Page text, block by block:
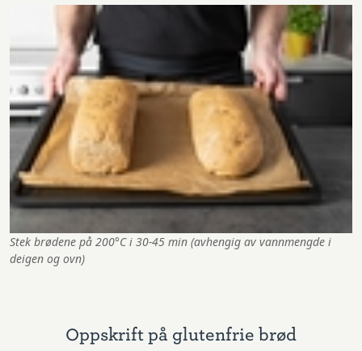
Stek brødene på 200°C i 30-45 min (avhengig av vannmengde i
deigen og ovn)
Oppskrift på glutenfrie brød